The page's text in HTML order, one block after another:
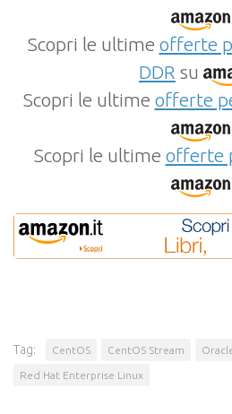
Scopri le ultime offerte
DDR su
Scopri le ultime offerte
Scopri le ultime offerte
Tag: CentOS CentOS Stream
Red Hat Enterprise Linux